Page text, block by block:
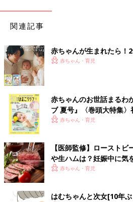
関連記事
赤ちゃんが生まれたら！
赤ちゃん・育児
赤ちゃんのお世話まるわ
ブ 夏号』〈巻頭大特集
く！ おっぱい・ミルクの
赤ちゃん・育児
【医師監修】ロースト
や生ハムは？妊娠中に気
赤ちゃん・育児
はむちゃんと次女[10年